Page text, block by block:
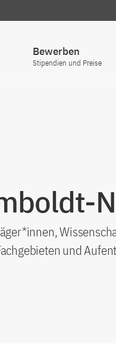
Bewerben
Stipendien und Preise
und